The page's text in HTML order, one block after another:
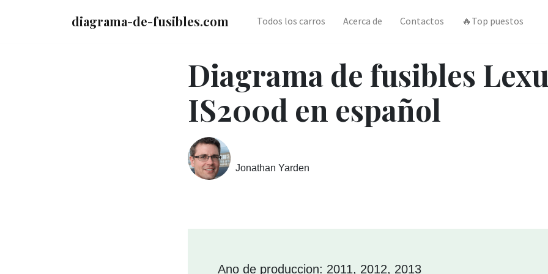
diagrama-de-fusibles.com Todos los carros Acerca de Contactos 🔥Top puestos
Diagrama de fusibles
IS200d en español
Jonathan Yarden
Ano de produccion: 2011, 2012, 2013